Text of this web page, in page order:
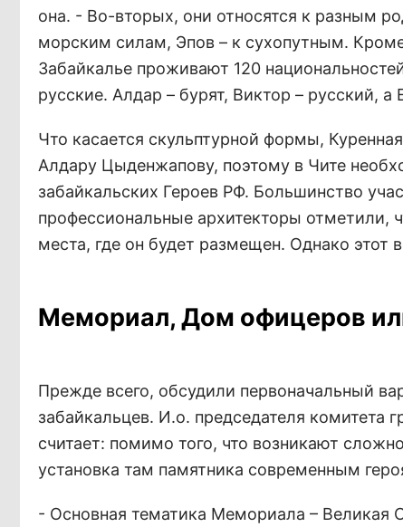
она. - Во-вторых, они относятся к разным
морским силам, Эпов – к сухопутным.
Забайкалье проживают 120
русские. Алдар – бурят, Виктор – русский,
Что касается скульптурной формы,
Алдару Цыденжапову, поэтому в Чите
забайкальских Героев РФ. Большинство
профессиональные архитекторы отметили,
места, где он будет размещен. Однако
Мемориал, Дом офицеров
Прежде всего, обсудили первоначальный
забайкальцев. И.о. председателя комитета
считает: помимо того, что возникают
установка там памятника современным
- Основная тематика Мемориала – Великая